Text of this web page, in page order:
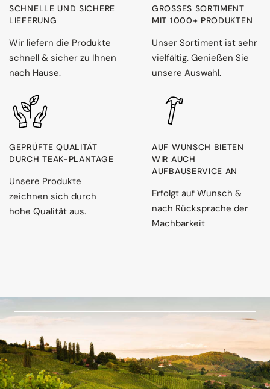
SCHNELLE UND SICHERE
LIEFERUNG
Wir liefern die Produkte
schnell & sicher zu Ihnen
nach Hause.
GROSSES SORTIMENT M
IT 1000+ PRODUKTEN
Unser Sortiment ist sehr
vielfältig. Genießen Sie
unsere Auswahl.
GEPRÜFTE QUALITÄT
DURCH TEAK-PLANTAGE
Unsere Produkte
zeichnen sich durch
hohe Qualität aus.
AUF WUNSCH BIETEN
WIR AUCH
AUFBAUSERVICE AN
Erfolgt auf Wunsch &
nach Rücksprache der
Machbarkeit